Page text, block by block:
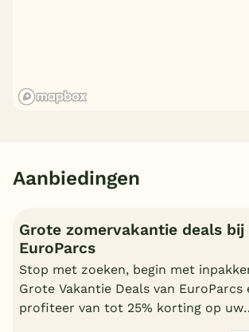
Aanbiedingen
Grote zomervakantie deals bij
EuroParcs
Stop met zoeken, begin met
Grote Vakantie Deals van EuroParcs
profiteer van tot 25% korting op uw